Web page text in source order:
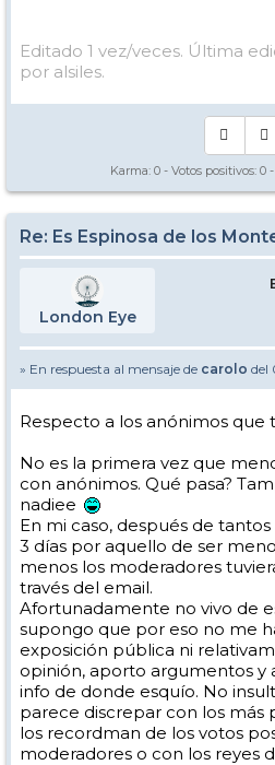
Editado 1 vez/veces. Última
por alsiles.
Karma: 0 - Votos positivos: 0
Re: Es Espinosa de los
London Eye
» En respuesta al mensaje de carolo del
Respecto a los anónimos que
No es la primera vez que
con anónimos. Qué pasa?
nadiee
En mi caso, después de
3 días por aquello de ser
menos los moderadores
través del email.
Afortunadamente no vivo de
supongo que por eso no me
exposición pública ni
opinión, aporto argumentos y
info de donde esquío. No
parece discrepar con los más
los recordman de los votos
moderadores o con los reyes